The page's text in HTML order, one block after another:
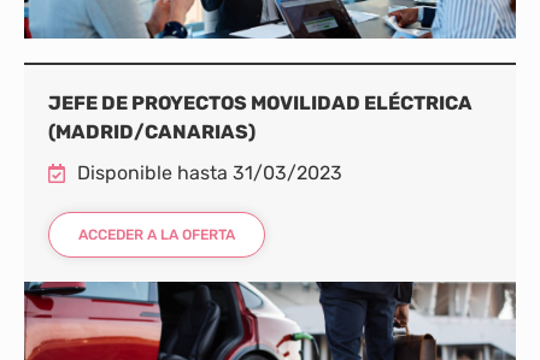
JEFE DE PROYECTOS MOVILIDAD ELÉCTRICA
(MADRID/CANARIAS)
Disponible hasta 31/03/2023
ACCEDER A LA OFERTA